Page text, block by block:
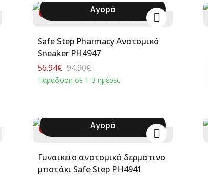
Αγορά
Safe Step Pharmacy Ανατομικό
Sneaker PH4947
56.94€ 94.90€
Παράδοση σε 1-3 ημέρες
Αγορά
Γυναικείο ανατομικό δερμάτινο
μποτάκι Safe Step PH4941